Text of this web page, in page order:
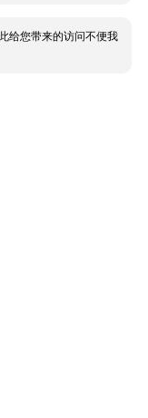
给您带来的访问不便我